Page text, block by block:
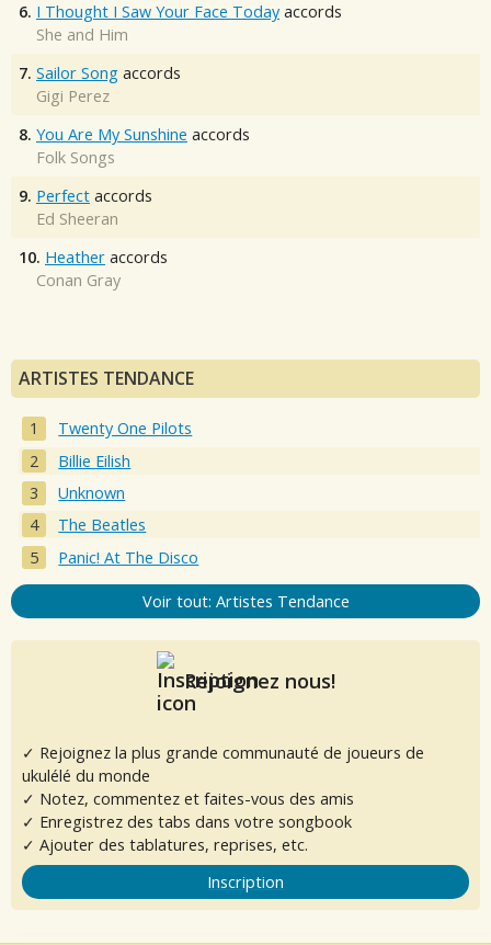
6. I Thought I Saw Your Face Today accords
She and Him
7. Sailor Song accords
Gigi Perez
8. You Are My Sunshine accords
Folk Songs
9. Perfect accords
Ed Sheeran
10. Heather accords
Conan Gray
ARTISTES TENDANCE
Twenty One Pilots
Billie Eilish
Unknown
The Beatles
Panic! At The Disco
Voir tout: Artistes Tendance
Rejoignez nous!
✓ Rejoignez la plus grande communauté de joueurs de
ukulélé du monde
✓ Notez, commentez et faites-vous des amis
✓ Enregistrez des tabs dans votre songbook
✓ Ajouter des tablatures, reprises, etc.
Inscription